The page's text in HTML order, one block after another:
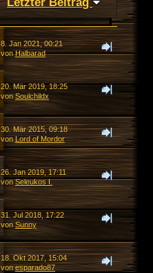
8. Jan 2021, 00:21
vonHalbarad
20. Mär 2019, 18:25
vonSoulchildx
30. Mär 2015, 09:18
vonLord of Mordor
26. Jan 2019, 17:11
vonSeleukos I.
31. Jul 2018, 17:22
von Sunny
18. Okt 2017, 15:04
vonesparado87